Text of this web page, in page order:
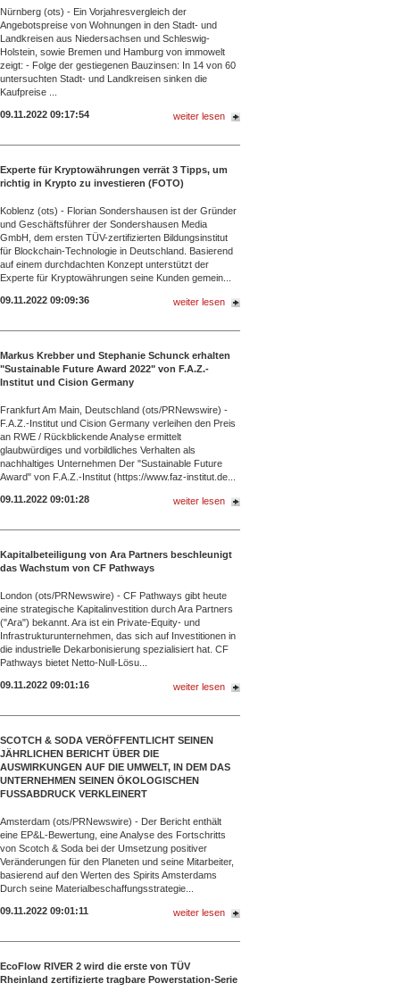
Nürnberg (ots) - Ein Vorjahresvergleich der
Angebotspreise von Wohnungen in den Stadt- und
Landkreisen aus Niedersachsen und Schleswig-
Holstein, sowie Bremen und Hamburg von immowelt
zeigt: - Folge der gestiegenen Bauzinsen: In 14 von 60
untersuchten Stadt- und Landkreisen sinken die
Kaufpreise ...
09.11.2022 09:17:54 weiter lesen
Experte für Kryptowährungen verrät 3 Tipps, um
richtig in Krypto zu investieren (FOTO)
Koblenz (ots) - Florian Sondershausen ist der Gründer
und Geschäftsführer der Sondershausen Media
GmbH, dem ersten TÜV-zertifizierten Bildungsinstitut
für Blockchain-Technologie in Deutschland. Basierend
auf einem durchdachten Konzept unterstützt der
Experte für Kryptowährungen seine Kunden gemein...
09.11.2022 09:09:36 weiter lesen
Markus Krebber und Stephanie Schunck erhalten
"Sustainable Future Award 2022" von F.A.Z.-
Institut und Cision Germany
Frankfurt Am Main, Deutschland (ots/PRNewswire) -
F.A.Z.-Institut und Cision Germany verleihen den Preis
an RWE / Rückblickende Analyse ermittelt
glaubwürdiges und vorbildliches Verhalten als
nachhaltiges Unternehmen Der "Sustainable Future
Award" von F.A.Z.-Institut (https://www.faz-institut.de...
09.11.2022 09:01:28 weiter lesen
Kapitalbeteiligung von Ara Partners beschleunigt
das Wachstum von CF Pathways
London (ots/PRNewswire) - CF Pathways gibt heute
eine strategische Kapitalinvestition durch Ara Partners
("Ara") bekannt. Ara ist ein Private-Equity- und
Infrastrukturunternehmen, das sich auf Investitionen in
die industrielle Dekarbonisierung spezialisiert hat. CF
Pathways bietet Netto-Null-Lösu...
09.11.2022 09:01:16 weiter lesen
SCOTCH & SODA VERÖFFENTLICHT SEINEN
JÄHRLICHEN BERICHT ÜBER DIE
AUSWIRKUNGEN AUF DIE UMWELT, IN DEM DAS
UNTERNEHMEN SEINEN ÖKOLOGISCHEN
FUSSABDRUCK VERKLEINERT
Amsterdam (ots/PRNewswire) - Der Bericht enthält
eine EP&L-Bewertung, eine Analyse des Fortschritts
von Scotch & Soda bei der Umsetzung positiver
Veränderungen für den Planeten und seine Mitarbeiter,
basierend auf den Werten des Spirits Amsterdams
Durch seine Materialbeschaffungsstrategie...
09.11.2022 09:01:11 weiter lesen
EcoFlow RIVER 2 wird die erste von TÜV
Rheinland zertifizierte tragbare Powerstation-Serie